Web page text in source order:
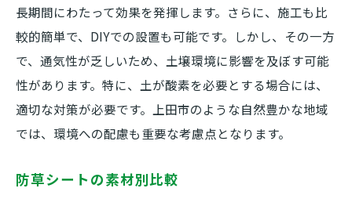
長期間にわたって効果を発揮します。さらに、施工も比
較的簡単で、DIYでの設置も可能です。しかし、その一方
で、通気性が乏しいため、土壌環境に影響を及ぼす可能
性があります。特に、土が酸素を必要とする場合には、
適切な対策が必要です。上田市のような自然豊かな地域
では、環境への配慮も重要な考慮点となります。
防草シートの素材別比較